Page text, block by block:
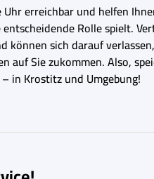
erreichbar und helfen
Rolle spielt.
können sich darauf
auf Sie zukommen. Also,
in Krostitz und Umgebung!